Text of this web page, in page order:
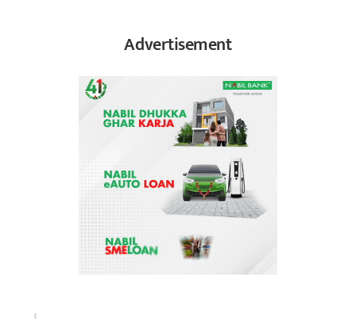
Advertisement